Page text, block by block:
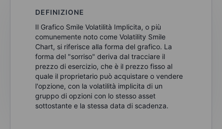
DEFINIZIONE
Il Grafico Smile Volatilità Implicita, o più
comunemente noto come Volatility Smile
Chart, si riferisce alla forma del grafico. La
forma del "sorriso" deriva dal tracciare il
prezzo di esercizio, che è il prezzo fisso al
quale il proprietario può acquistare o vendere
l'opzione, con la volatilità implicita di un
gruppo di opzioni con lo stesso asset
sottostante e la stessa data di scadenza.